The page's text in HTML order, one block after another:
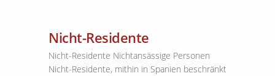
Nicht-Residente
Nicht-Residente Nichtansässige Personen
Nicht-Residente, mithin in Spanien beschränkt